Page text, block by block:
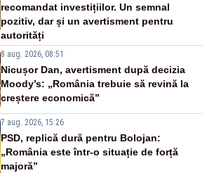
recomandat investițiilor. Un semnal
pozitiv, dar și un avertisment pentru
autorități
8 aug. 2026, 08:51
Nicușor Dan, avertisment după decizia
Moody’s: „România trebuie să revină la
creștere economică”
7 aug. 2026, 15:26
PSD, replică dură pentru Bolojan:
„România este într-o situație de forță
majoră”